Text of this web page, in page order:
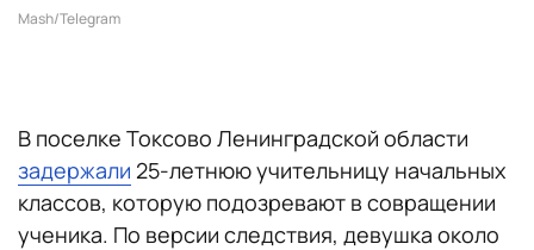
Mash/Telegram
В поселке Токсово Ленинградской области
задержали 25-летнюю учительницу начальных
классов, которую подозревают в совращении
ученика. По версии следствия, девушка около